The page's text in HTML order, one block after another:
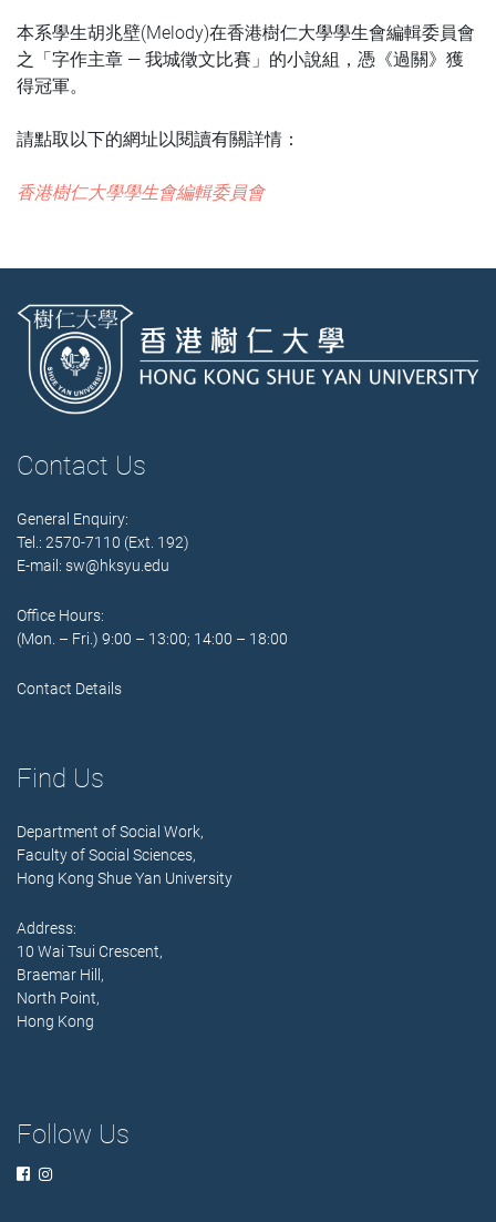
本系學生胡兆壁(Melody)在香港樹仁大學學生會編輯委員會
之「字作主章 — 我城徵文比賽」的小說組，憑《過關》獲
得冠軍。
請點取以下的網址以閱讀有關詳情：
香港樹仁大學學生會編輯委員會
Contact Us
General Enquiry:
Tel.: 2570-7110 (Ext. 192)
E-mail: sw@hksyu.edu
Office Hours:
(Mon. – Fri.) 9:00 – 13:00; 14:00 – 18:00
Contact Details
Find Us
Department of Social Work,
Faculty of Social Sciences,
Hong Kong Shue Yan University
Address:
10 Wai Tsui Crescent,
Braemar Hill,
North Point,
Hong Kong
Follow Us